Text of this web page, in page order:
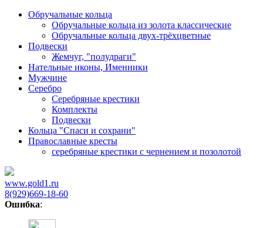
Обручальные кольца
Обручальные кольца из золота классические
Обручальные кольца двух-трёхцветные
Подвески
Жемчуг, "полудраги"
Нательные иконы, Именники
Мужчине
Серебро
Серебряные крестики
Комплекты
Подвески
Кольца "Спаси и сохрани"
Православные кресты
cеребряные крестики с чернением и позолотой
www.gold1.ru
8(929)669-18-60
Ошибка: